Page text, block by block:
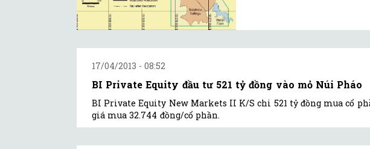
17/04/2013 - 08:52
BI Private Equity đầu tư 521 tỷ đồng vào mỏ Núi Pháo
BI Private Equity New Markets II K/S chi 521 tỷ đồng mua cổ
giá mua 32.744 đồng/cổ phần.